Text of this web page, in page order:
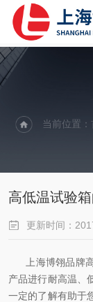
当前位置：
高低温试验
更新时间：
上海博翎品牌高
产品进行耐高温、
一定的了解有助于